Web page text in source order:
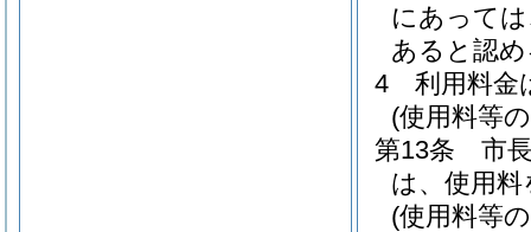
にあって
あると認
4
利用料金
(使用料等
第13条
市
は、使用
(使用料等